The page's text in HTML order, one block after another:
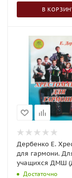
В
Дербенко Е.
для гармони.
учащихся ДМШ
Достаточно